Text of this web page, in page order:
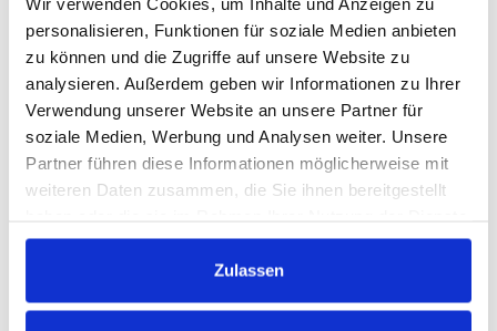
personalisieren, Funktionen für soziale Medien anbieten
zu können und die Zugriffe auf unsere Website zu
analysieren. Außerdem geben wir Informationen zu Ihrer
Verwendung unserer Website an unsere Partner für
soziale Medien, Werbung und Analysen weiter. Unsere
Partner führen diese Informationen möglicherweise mit
weiteren Daten zusammen, die Sie ihnen bereitgestellt
gesammelt haben.
Zulassen
Ziele
Vermittlung systemischer Coachingtechniken für die
Begleitung junger Führungskräfte.
Zielgruppe
• Führungskräfte, die junge Talente in ihrer neuen
• Coaches und Trainer:innen, die sich auf die
Entwicklung von Nachwuchsführungskräften
• Personalentwickler:innen und HR-Professionals,